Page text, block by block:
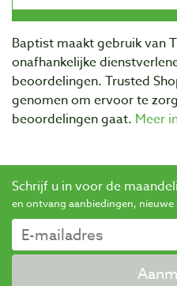
Baptist maakt gebruik van
onafhankelijke
beoordelingen. Trusted
genomen om ervoor te
beoordelingen gaat. Meer
Schrijf u in voor de
en ontvang aanbiedingen,